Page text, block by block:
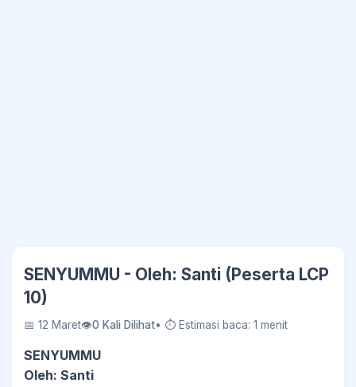
SENYUMMU - Oleh: Santi (Peserta LCP
10)
📅 12 Maret👁0 Kali Dilihat• ⏱ Estimasi baca: 1 menit
SENYUMMU
Oleh: Santi